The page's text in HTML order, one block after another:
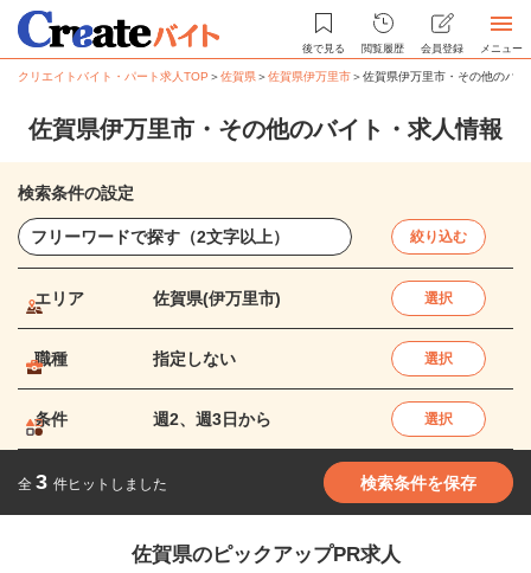
後で見る 閲覧履歴 会員登録 メニュー
クリエイトバイト・パート求人TOP ＞佐賀県＞佐賀県伊万里市＞佐賀県伊万里市・その他のバ
佐賀県伊万里市・その他のバイト・求人情報
検索条件の設定
絞り込む
エリア 佐賀県(伊万里市) 選択
職種 指定しない 選択
条件 週2、週3日から 選択
全 3 件ヒットしました 検索条件を保存
佐賀県のピックアップPR求人